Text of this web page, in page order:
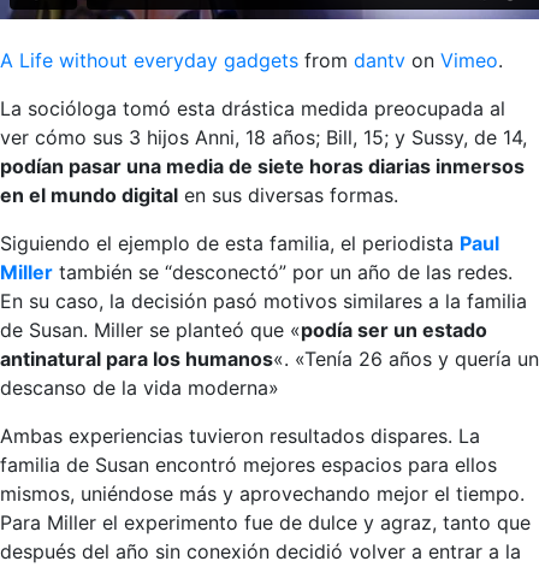
A Life without everyday gadgets from dantv on Vimeo.
La socióloga tomó esta drástica medida preocupada al
ver cómo sus 3 hijos Anni, 18 años; Bill, 15; y Sussy, de 14,
podían pasar una media de siete horas diarias inmersos
en el mundo digital en sus diversas formas.
Siguiendo el ejemplo de esta familia, el periodista Paul
Miller también se “desconectó” por un año de las redes.
En su caso, la decisión pasó motivos similares a la familia
de Susan. Miller se planteó que «podía ser un estado
antinatural para los humanos«. «Tenía 26 años y quería un
descanso de la vida moderna»
Ambas experiencias tuvieron resultados dispares. La
familia de Susan encontró mejores espacios para ellos
mismos, uniéndose más y aprovechando mejor el tiempo.
Para Miller el experimento fue de dulce y agraz, tanto que
después del año sin conexión decidió volver a entrar a la